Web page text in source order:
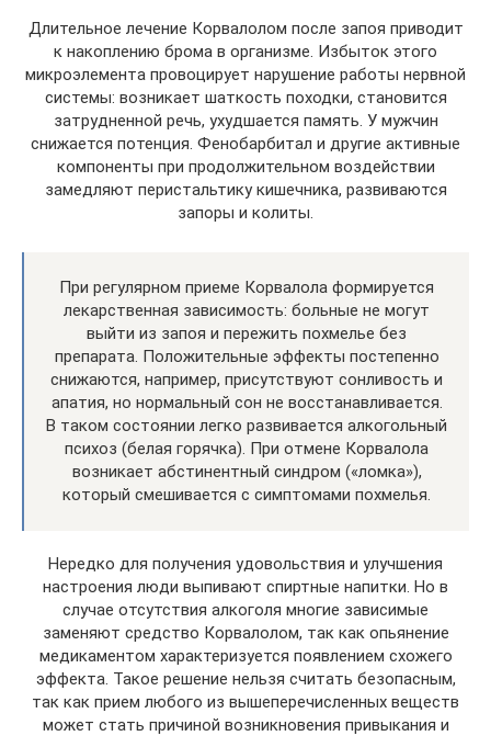
Длительное лечение Корвалолом после запоя приводит
к накоплению брома в организме. Избыток этого
микроэлемента провоцирует нарушение работы нервной
системы: возникает шаткость походки, становится
затрудненной речь, ухудшается память. У мужчин
снижается потенция. Фенобарбитал и другие активные
компоненты при продолжительном воздействии
замедляют перистальтику кишечника, развиваются
запоры и колиты.
При регулярном приеме Корвалола формируется
лекарственная зависимость: больные не могут
выйти из запоя и пережить похмелье без
препарата. Положительные эффекты постепенно
снижаются, например, присутствуют сонливость и
апатия, но нормальный сон не восстанавливается.
В таком состоянии легко развивается алкогольный
психоз (белая горячка). При отмене Корвалола
возникает абстинентный синдром («ломка»),
который смешивается с симптомами похмелья.
Нередко для получения удовольствия и улучшения
настроения люди выпивают спиртные напитки. Но в
случае отсутствия алкоголя многие зависимые
заменяют средство Корвалолом, так как опьянение
медикаментом характеризуется появлением схожего
эффекта. Такое решение нельзя считать безопасным,
так как прием любого из вышеперечисленных веществ
может стать причиной возникновения привыкания и